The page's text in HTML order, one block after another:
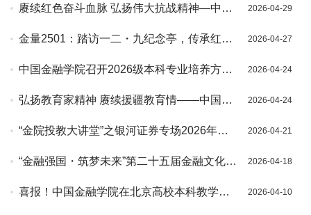
培训学习
赓续红色奋斗血脉 弘扬伟大抗战精神—中国
主题党建活动
2026-04-29
金量2501：踏访一二・九纪念亭，传承红色
2026-04-27
中国金融学院召开2026级本科专业培养方案
2026-04-24
弘扬教育家精神 赓续援疆教育情——中国金
2026-04-24
“金院投教大讲堂”之银河证券专场2026年第1
2026-04-21
“金融强国・筑梦未来”第二十五届金融文化节
2026-04-18
喜报！中国金融学院在北京高校本科教学项
2026-04-10